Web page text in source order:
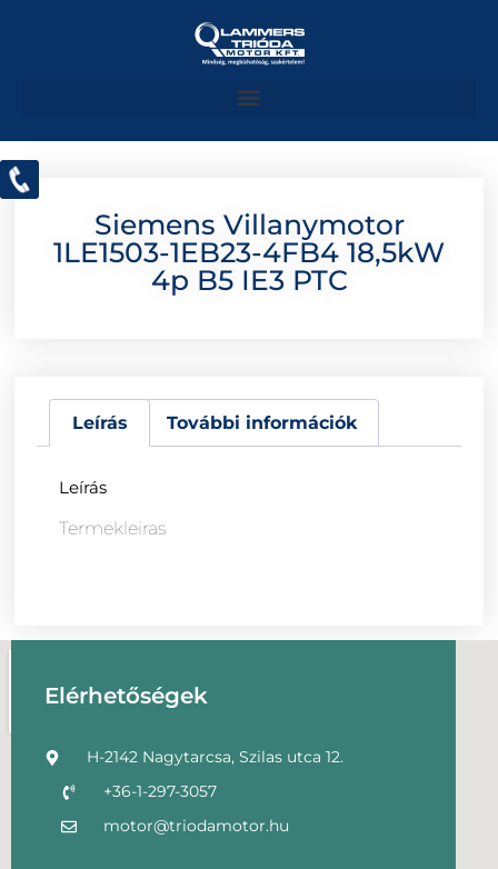
Siemens Villanymotor
1LE1503-1EB23-4FB4 18,5kW
4p B5 IE3 PTC
Leírás További információk
Leírás
Termekleiras
Elérhetőségek
H-2142 Nagytarcsa, Szilas utca 12.
+36-1-297-3057
motor@triodamotor.hu